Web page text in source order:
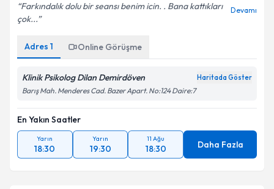
Farkındalık dolu bir seansı benim icin. . Bana kattıkları
çok...
Devamı
Adres 1 Online Görüşme
Klinik Psikolog Dilan Demirdöven Haritada Göster
Barış Mah. Menderes Cad. Bazer Apart. No:124 Daire:7
En Yakın Saatler
Yarın
18:30
Yarın
19:30
11 Ağu
18:30 Daha Fazla